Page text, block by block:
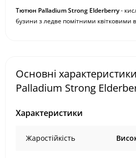
Тютюн PalladiumStrong Elderberry-
бузини з ледве помітними квітковими
Основні
Palladium Strong
Характеристики
Жаростійкість